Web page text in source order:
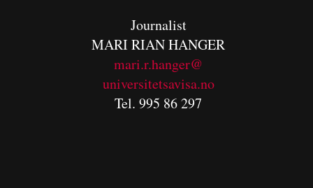
Journalist
MARI RIAN HANGER
mari.r.hanger@
universitetsavisa.no
Tel. 995 86 297